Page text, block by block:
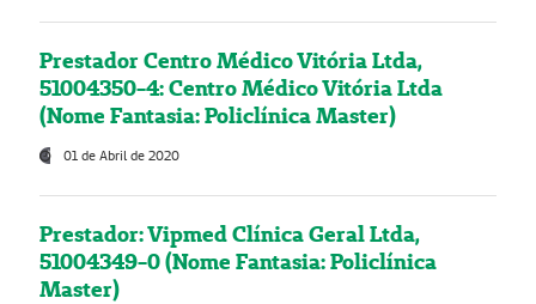
Prestador Centro Médico Vitória Ltda,
51004350-4: Centro Médico Vitória Ltda
(Nome Fantasia: Policlínica Master)
01 de Abril de 2020
Prestador: Vipmed Clínica Geral Ltda,
51004349-0 (Nome Fantasia: Policlínica
Master)